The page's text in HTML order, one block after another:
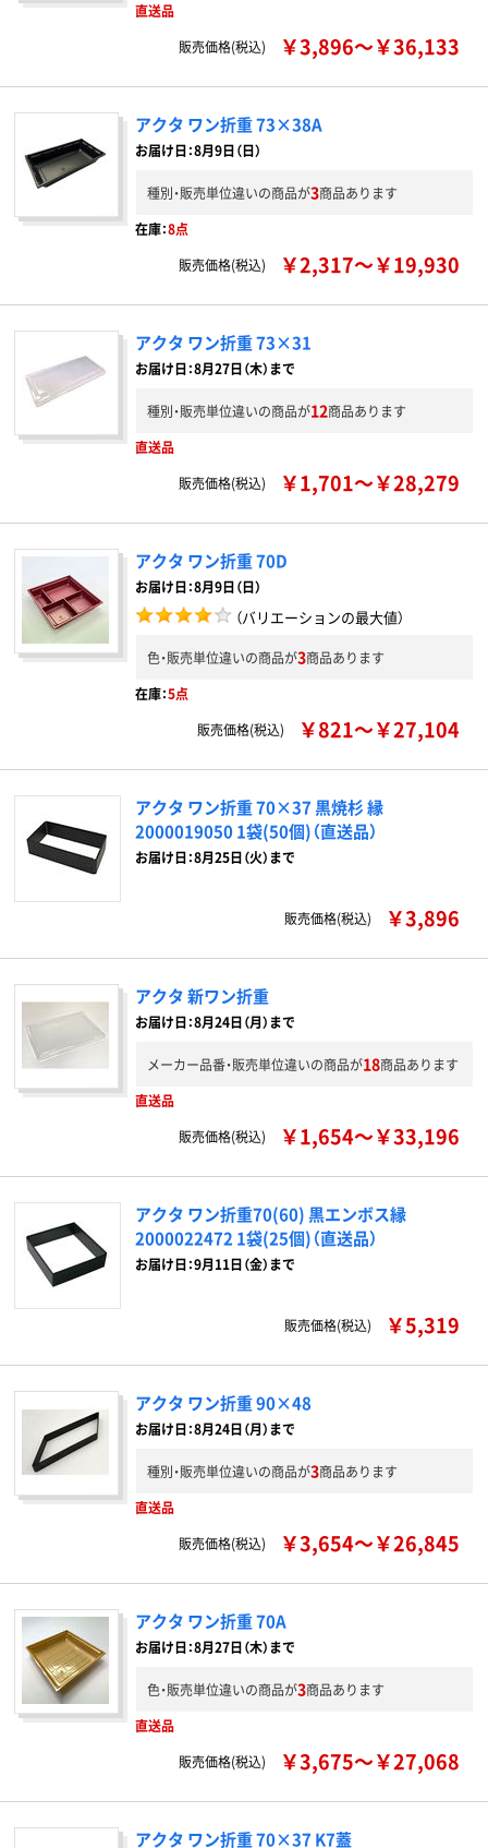
直送品
販売価格(税込)
￥3,896～￥36,133
アクタ ワン折重 73×38A
お届け日：8月9日（日）
種別・販売単位違いの商品が3商品あります
在庫：8点
販売価格(税込)
￥2,317～￥19,930
アクタ ワン折重 73×31
お届け日：8月27日（木）まで
種別・販売単位違いの商品が12商品あります
直送品
販売価格(税込)
￥1,701～￥28,279
アクタ ワン折重 70D
お届け日：8月9日（日）
（バリエーションの最大値）
色・販売単位違いの商品が3商品あります
在庫：5点
販売価格(税込)
￥821～￥27,104
アクタ ワン折重 70×37 黒焼杉 縁
2000019050 1袋(50個)（直送品）
お届け日：8月25日（火）まで
販売価格(税込) ￥3,896
アクタ 新ワン折重
お届け日：8月24日（月）まで
メーカー品番・販売単位違いの商品が18商品あります
直送品
販売価格(税込)
￥1,654～￥33,196
アクタ ワン折重70(60) 黒エンボス縁
2000022472 1袋(25個)（直送品）
お届け日：9月11日（金）まで
販売価格(税込) ￥5,319
アクタ ワン折重 90×48
お届け日：8月24日（月）まで
種別・販売単位違いの商品が3商品あります
直送品
販売価格(税込)
￥3,654～￥26,845
アクタ ワン折重 70A
お届け日：8月27日（木）まで
色・販売単位違いの商品が3商品あります
直送品
販売価格(税込)
￥3,675～￥27,068
アクタ ワン折重 70×37 K7蓋